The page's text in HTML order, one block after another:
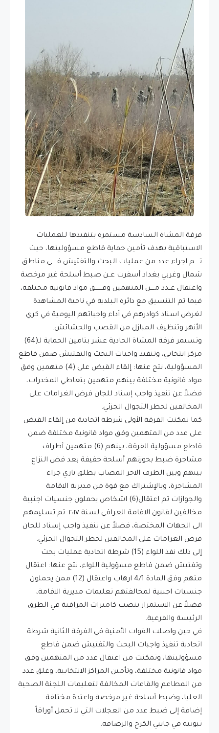
فرقة المشاة السادسة مستمرة بتنفيذها للعمليات
الاستباقية بهدف تأمين حماية قاطع مسؤوليتها، حيث
تـــــم اجراء عدد من عمليات البحث والتفتيش فـــــي مناطق
شمال وغربي بغداد أسفرت عــن ضبط أسلحة غير مرخصة
واعتقال عــدد مــــن المتهمين وفـــــــق مواد قانونية مختلفة،
فيما تم التنسيق مع دائرة البلدية في ناحية المشاهدة
لغرض اسناد كوادرهم في أداء واجباتهم اليومية في كري
الأنهر وتنظيف المبازل من القصب والحشائش.
وتستمر فرقة المشاة الحادية عشر بتامين الحماية لـ(64)
مركز انتخابي، وتنفيذ واجبات البحث والتفتيش ضمن قاطع
المسؤولية، نتج عنها: إلقاء القبض على (4) متهمين وفق
مواد قانونية مختلفة بينهم متهمين بتعاطي المخدرات،
فضلاً عن تنفيذ واجب إسناد للجان فرض الغرامات على
المخالفين لحظر التجوال الجزئي.
كما تمكنت الفرقة الأولى شرطة اتحادية من إلقاء القبض
على عدد من المتهمين وفق مواد قانونية مختلفة ضمن
قاطع مسؤولية الفرقة، بينهم (6) متهمين أطراف
مشاجرة ضبط بحوزتهم أسلحة خفيفة بعد فض النزاع
بينهم وبين الطرف الاخر المصاب بطلق ناري جراء
المشاجرة، وبالإشتراك مع قوة من مديرية الاقامة
والجوازات تم اعتقال(6) اشخاص يحملون جنسيات اجنبية
مخالفين لقانون الاقامة العراقي لسنة ٢٠١٧ تم تسليمهم
الى الجهات المختصة، فضلاً عن تنفيذ واجب إسناد للجان
فرض الغرامات على المخالفين لحظر التجوال الجزئي.
إلى ذلك نفذ اللواء (15) شرطة اتحادية عمليات بحث
وتفتيش ضمن قاطع مسؤولية اللواء، نتج عنها: اعتقال
متهم وفق المادة 4/1 ارهاب واعتقال (12) ممن يحملون
جنسيات اجنبية لمخالفتهم تعليمات مديرية الاقامة،
فضلاً عن الاستمرار بنصب كاميرات المراقبة في الطرق
الرئيسة والفرعية.
في حين واصلت القوات الأمنية في الفرقة الثانية شرطة
اتحادية تنفيذ واجبات البحث والتفتيش ضمن قاطع
مسؤوليتها، وتمكنت من اعتقال عدد من المتهمين وفق
مواد قانونية مختلفة، وتأمين المراكز الانتخابية، وغلق عدد
من المطاعم والقاعات المخالفة لتعليمات اللجنة الصحية
العليا، وضبط أسلحة غير مرخصة واعتدة مختلفة.
إضافة إلى ضبط عدد من العجلات التي لا تحمل أوراقاً
ثبوتية في جانبي الكرخ والرصافة.